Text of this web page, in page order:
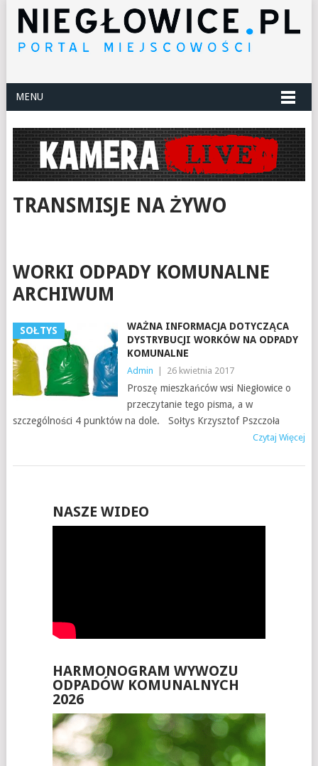
MENU
TRANSMISJE NA ŻYWO
WORKI ODPADY KOMUNALNE
ARCHIWUM
SOŁTYS
WAŻNA INFORMACJA DOTYCZĄCA
DYSTRYBUCJI WORKÓW NA ODPADY
KOMUNALNE
Admin 26 kwietnia 2017
Proszę mieszkańców wsi Niegłowice o
przeczytanie tego pisma, a w
szczególności 4 punktów na dole. Sołtys Krzysztof Pszczoła
Czytaj Więcej
NASZE WIDEO
HARMONOGRAM WYWOZU
ODPADÓW KOMUNALNYCH
2026